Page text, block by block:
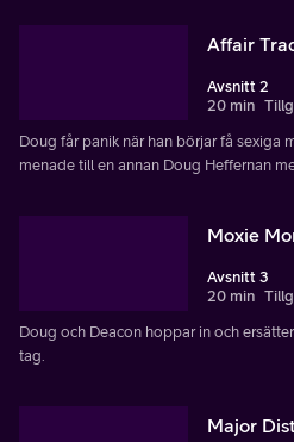
Affair
Avsnitt 2
20 min
Doug får panik när han börjar få sexiga
menade till en annan Doug Heffernan
Moxie
Avsnitt 3
20 min
Doug och Deacon hoppar in och
tag.
Major